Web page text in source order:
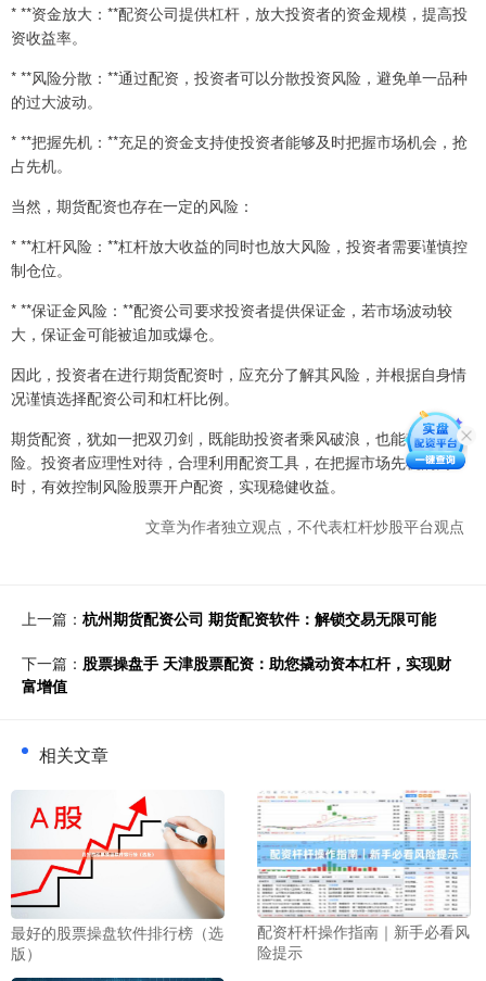
* **资金放大：**配资公司提供杠杆，放大投资者的资金规模，提高投
资收益率。
* **风险分散：**通过配资，投资者可以分散投资风险，避免单一品种
的过大波动。
* **把握先机：**充足的资金支持使投资者能够及时把握市场机会，抢
占先机。
当然，期货配资也存在一定的风险：
* **杠杆风险：**杠杆放大收益的同时也放大风险，投资者需要谨慎控
制仓位。
* **保证金风险：**配资公司要求投资者提供保证金，若市场波动较
大，保证金可能被追加或爆仓。
因此，投资者在进行期货配资时，应充分了解其风险，并根据自身情
况谨慎选择配资公司和杠杆比例。
期货配资，犹如一把双刃剑，既能助投资者乘风破浪，也能带来风
险。投资者应理性对待，合理利用配资工具，在把握市场先机的同
时，有效控制风险股票开户配资，实现稳健收益。
文章为作者独立观点，不代表杠杆炒股平台观点
上一篇： 杭州期货配资公司 期货配资软件：解锁交易无限可能
下一篇： 股票操盘手 天津股票配资：助您撬动资本杠杆，实现财
富增值
相关文章
最好的股票操盘软件排行榜（选
版）
配资杆杆操作指南｜新手必看风
险提示